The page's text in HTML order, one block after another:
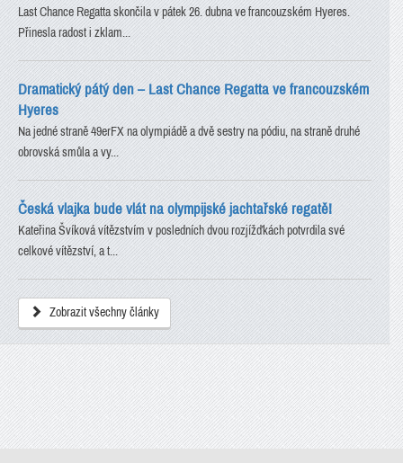
Last Chance Regatta skončila v pátek 26. dubna ve francouzském Hyeres.
Přinesla radost i zklam...
Dramatický pátý den – Last Chance Regatta ve francouzském
Hyeres
Na jedné straně 49erFX na olympiádě a dvě sestry na pódiu, na straně druhé
obrovská smůla a vy...
Česká vlajka bude vlát na olympijské jachtařské regatě!
Kateřina Švíková vítězstvím v posledních dvou rozjížďkách potvrdila své
celkové vítězství, a t...
Zobrazit všechny články